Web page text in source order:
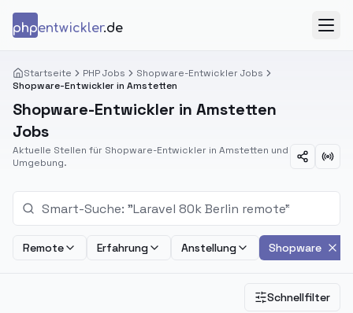
phpentwickler.de
Startseite PHP Jobs
Shopware-Entwickler Jobs
Shopware-Entwickler in Amstetten
Shopware-Entwickler in Amstetten
Jobs
Aktuelle Stellen für Shopware-Entwickler in Amstetten und
Umgebung.
Remote Erfahrung Anstellung Shopware
Schnellfilter